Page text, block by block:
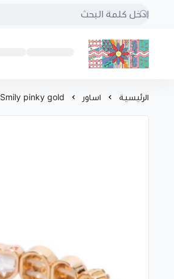
بُنجرة
الرئيسية اساور Smily pinky gold